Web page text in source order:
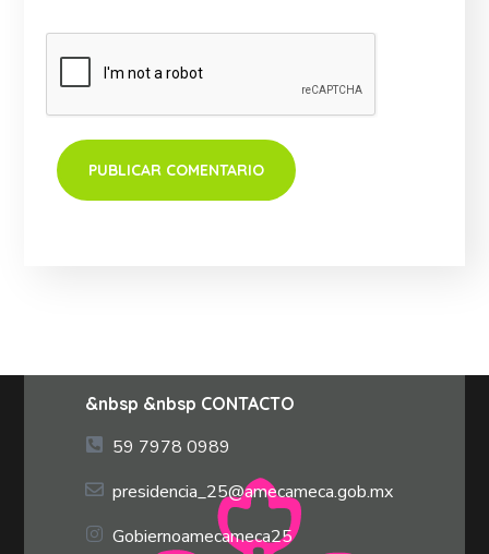
&nbsp &nbsp CONTACTO
59 7978 0989
presidencia_25@amecameca.gob.mx
Gobiernoamecameca25